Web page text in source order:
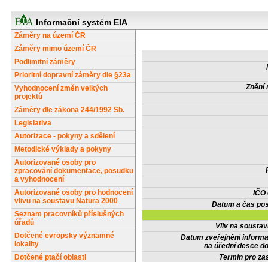
Informační systém EIA
Záměry na území ČR
Záměry mimo území ČR
Podlimitní záměry
Prioritní dopravní záměry dle §23a
Vyhodnocení změn velkých
projektů
Záměry dle zákona 244/1992 Sb.
Legislativa
Autorizace - pokyny a sdělení
Metodické výklady a pokyny
Autorizované osoby pro
zpracování dokumentace, posudku
a vyhodnocení
Autorizované osoby pro hodnocení
vlivů na soustavu Natura 2000
Seznam pracovníků příslušných
úřadů
Dotčené evropsky významné
lokality
Dotčené ptačí oblasti
Znění
IČO
Datum a čas
Vliv na
Datum zveřejnění
na úřední desce
Termín pro